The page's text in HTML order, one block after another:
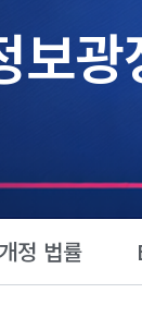
보광
정 법률